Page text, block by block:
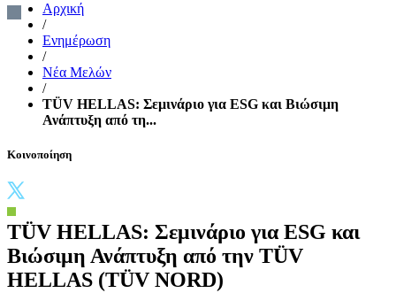
Αρχική
/
Ενημέρωση
/
Νέα Μελών
/
TÜV HELLAS: Σεμινάριο για ESG και Βιώσιμη
Ανάπτυξη από τη...
Κοινοποίηση
TÜV HELLAS: Σεμινάριο για ESG και
Βιώσιμη Ανάπτυξη από την TÜV
HELLAS (TÜV NORD)